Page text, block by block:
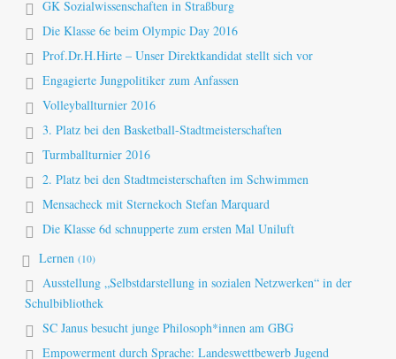
GK Sozialwissenschaften in Straßburg
Die Klasse 6e beim Olympic Day 2016
Prof.Dr.H.Hirte – Unser Direktkandidat stellt sich vor
Engagierte Jungpolitiker zum Anfassen
Volleyballturnier 2016
3. Platz bei den Basketball-Stadtmeisterschaften
Turmballturnier 2016
2. Platz bei den Stadtmeisterschaften im Schwimmen
Mensacheck mit Sternekoch Stefan Marquard
Die Klasse 6d schnupperte zum ersten Mal Uniluft
Lernen (10)
Ausstellung „Selbstdarstellung in sozialen Netzwerken“ in der
Schulbibliothek
SC Janus besucht junge Philosoph*innen am GBG
Empowerment durch Sprache: Landeswettbewerb Jugend